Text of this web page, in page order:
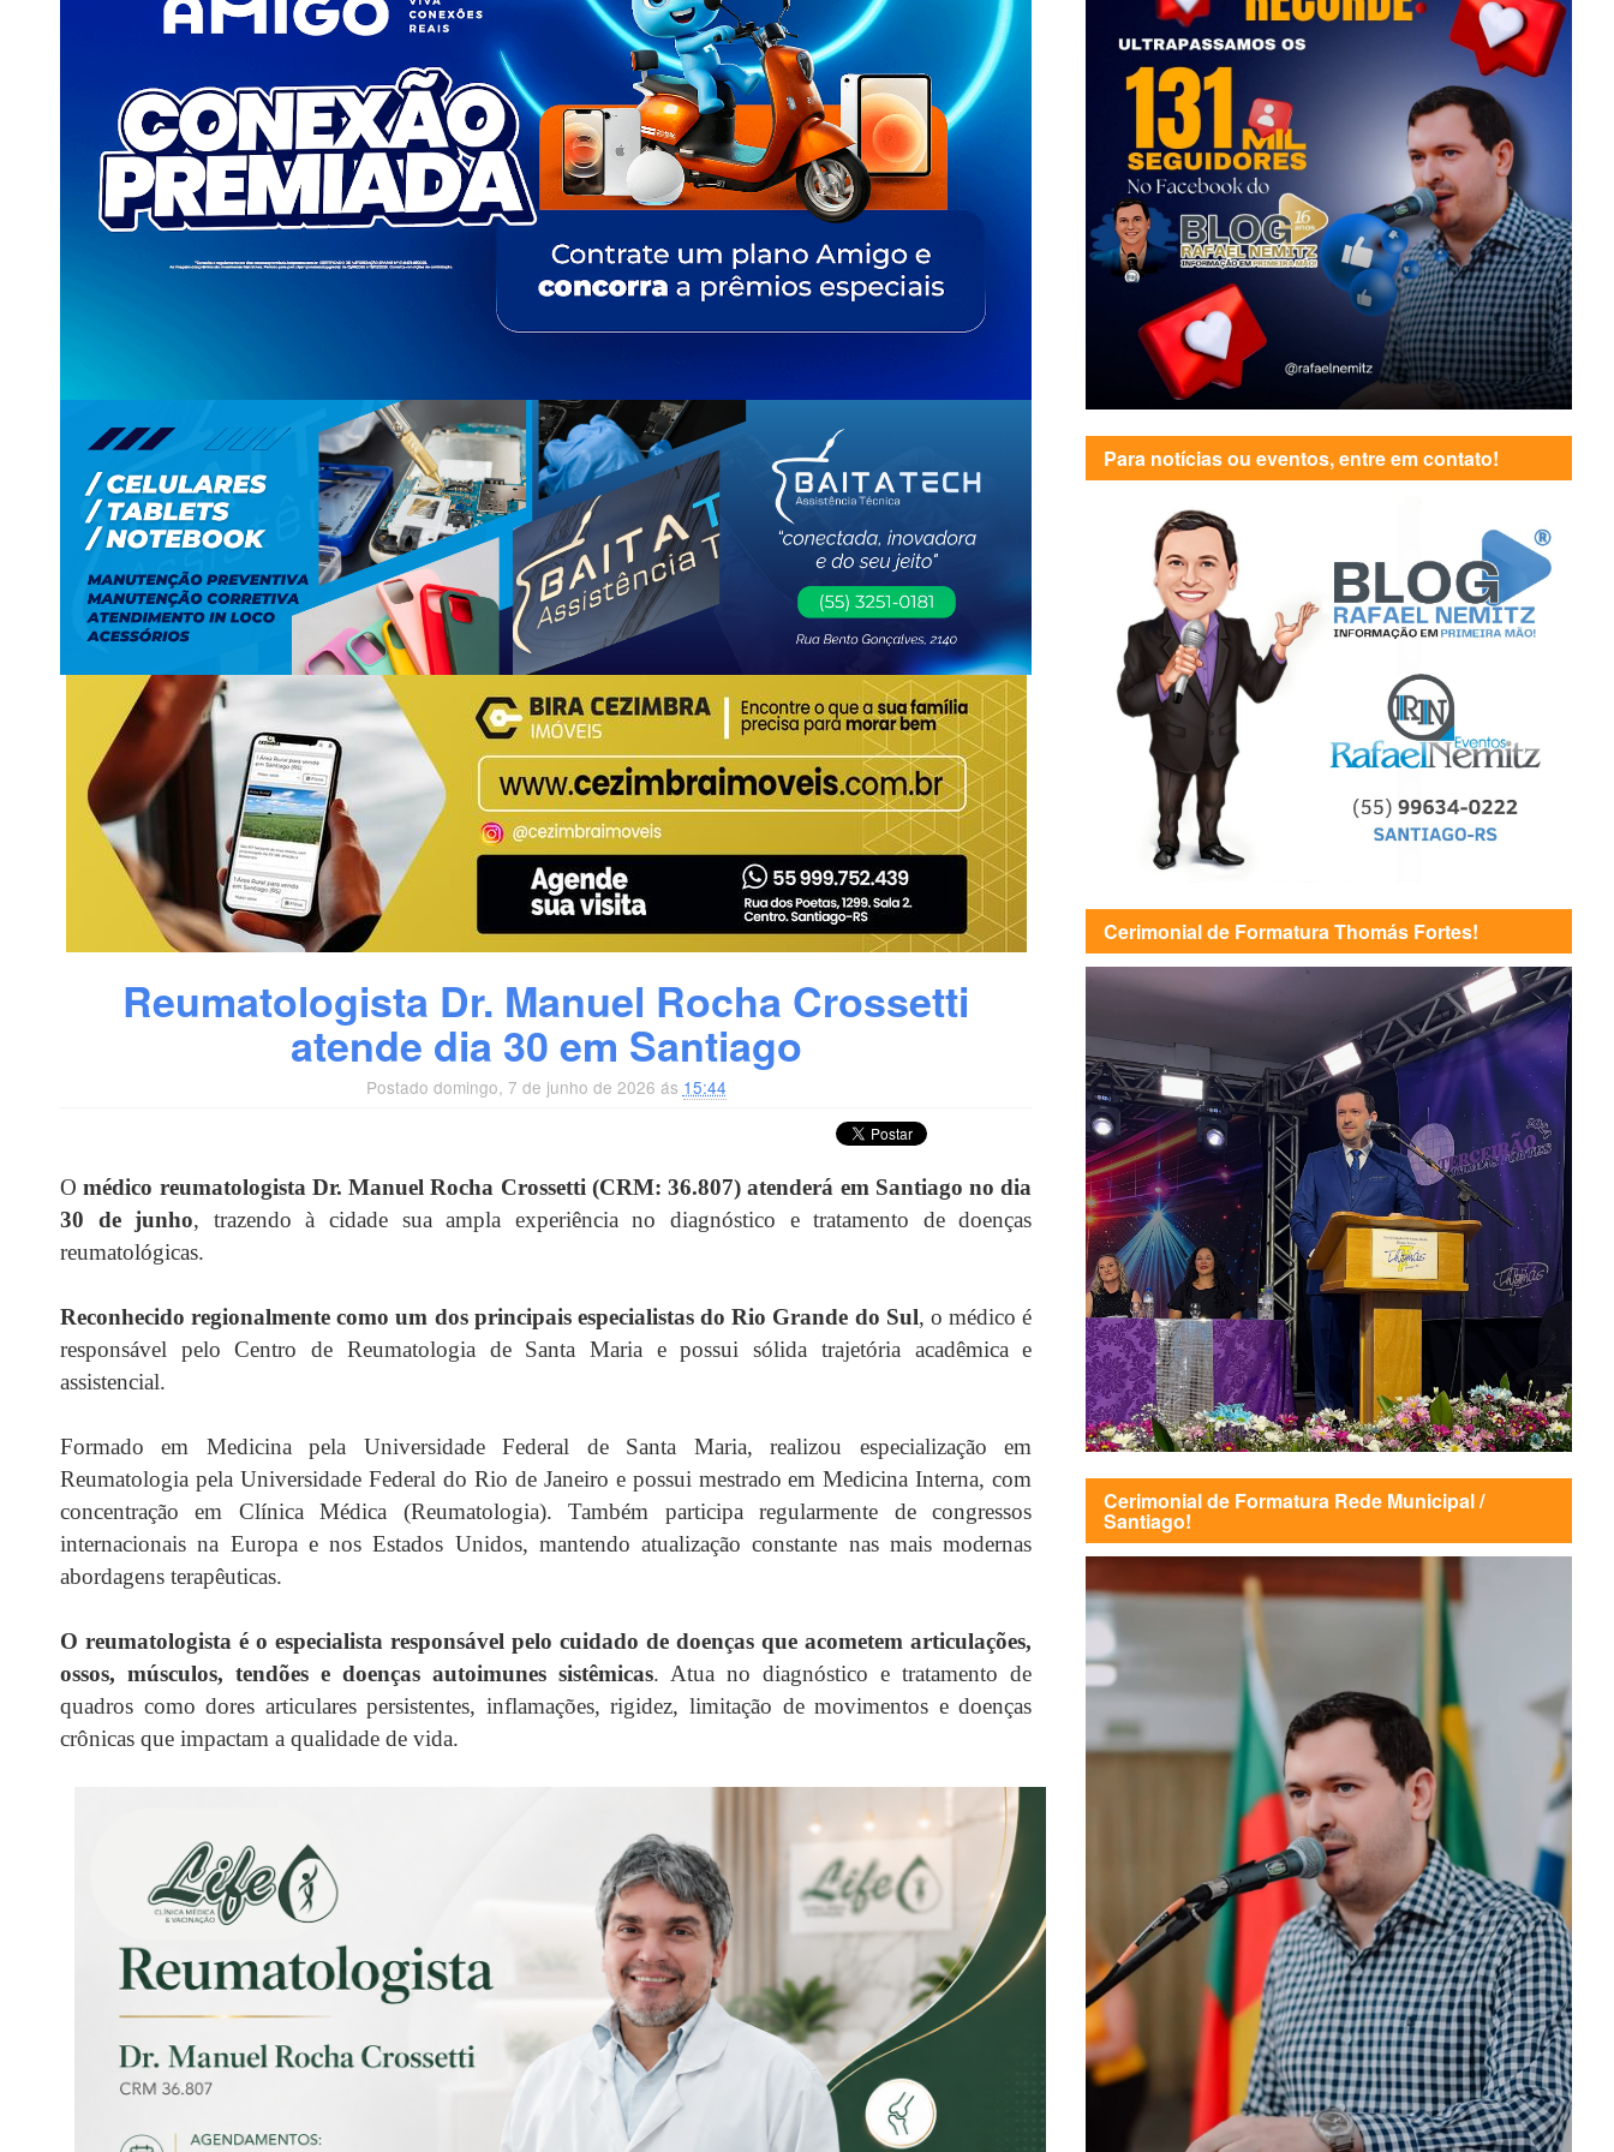
Reumatologista Dr. Manuel Rocha Crossetti
atende dia 30 em Santiago
Postado domingo, 7 de junho de 2026 ás 15:44
Omédico reumatologista Dr. Manuel Rocha Crossetti (CRM: 36.807) atenderá em Santiago no dia
30 de junho, trazendo à cidade sua ampla experiência no diagnóstico e tratamento de doenças
reumatológicas.
Reconhecido regionalmente como um dos principais especialistas do Rio Grande do Sul, o médico é
responsável pelo Centro de Reumatologia de Santa Maria e possui sólida trajetória acadêmica e
assistencial.
Formado em Medicina pela Universidade Federal de Santa Maria, realizou especialização em
Reumatologia pela Universidade Federal do Rio de Janeiro e possui mestrado em Medicina Interna, com
concentração em Clínica Médica (Reumatologia). Também participa regularmente de congressos
internacionais na Europa e nos Estados Unidos, mantendo atualização constante nas mais modernas
abordagens terapêuticas.
O reumatologista é o especialista responsável pelo cuidado de doenças que acometem articulações,
ossos, músculos, tendões e doenças autoimunes sistêmicas. Atua no diagnóstico e tratamento de
quadros como dores articulares persistentes, inflamações, rigidez, limitação de movimentos e doenças
crônicas que impactam a qualidade de vida.
Para notícias ou eventos, entre em contato!
Cerimonial de Formatura Thomás Fortes!
Cerimonial de Formatura Rede Municipal /
Santiago!